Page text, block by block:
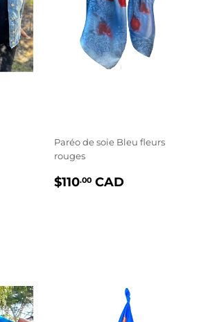
Paréo de soie Bleu fleurs
rouges
PRIX
$110.00 CAD